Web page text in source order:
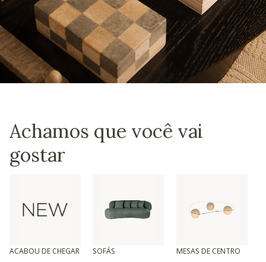
Achamos que você vai
gostar
ACABOU DE CHEGAR SOFÁS MESAS DE CENTRO